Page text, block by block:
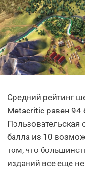
Средний рейтинг
Metacritic равен
Пользовательская
балла из 10
том, что
изданий все еще